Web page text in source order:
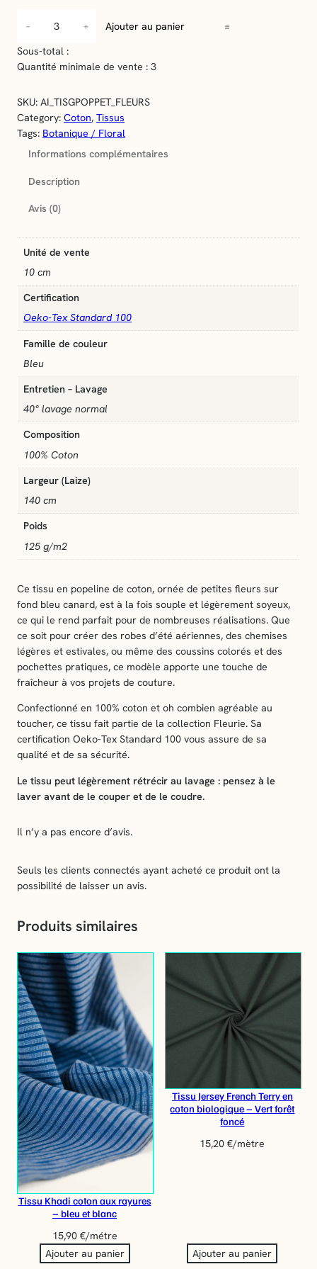
a
n
é
u
p
d
o
n
e
t
s
f
l
e
u
r
s
"
–
C
o
l
e
t
n
F
e
r
i
e
− + Ajouter au panier
=
Sous-total :
Quantité minimale de vente : 3
SKU: AI_TISGPOPPET_FLEURS
Category: Coton, Tissus
Tags: Botanique / Floral
Informations complémentaires
Description
Avis (0)
Unité de vente
10 cm
Certification
Oeko-Tex Standard 100
Famille de couleur
Bleu
Entretien – Lavage
40° lavage normal
Composition
100% Coton
Largeur (Laize)
140 cm
Poids
125 g/m2
Ce tissu en popeline de coton, ornée de petites fleurs sur
fond bleu canard, est à la fois souple et légèrement soyeux,
ce qui le rend parfait pour de nombreuses réalisations. Que
ce soit pour créer des robes d’été aériennes, des chemises
légères et estivales, ou même des coussins colorés et des
pochettes pratiques, ce modèle apporte une touche de
fraîcheur à vos projets de couture.
Confectionné en 100% coton et oh combien agréable au
toucher, ce tissu fait partie de la collection Fleurie. Sa
certification Oeko-Tex Standard 100 vous assure de sa
qualité et de sa sécurité.
Le tissu peut légèrement rétrécir au lavage : pensez à le
laver avant de le couper et de le coudre.
Il n’y a pas encore d’avis.
Seuls les clients connectés ayant acheté ce produit ont la
possibilité de laisser un avis.
Produits similaires
Tissu Khadi coton aux rayures
– bleu et blanc
15,90 €/métre
Ajouter au panier
Tissu Jersey French Terry en
coton biologique – Vert forêt
foncé
15,20€/mètre
Ajouter au panier